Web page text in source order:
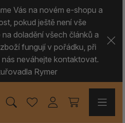
Vás na novém e-shopu a
pokud ještě není vše
doladění všech článků a
fungují v pořádku, při
neváhejte kontaktovat.
Rymer